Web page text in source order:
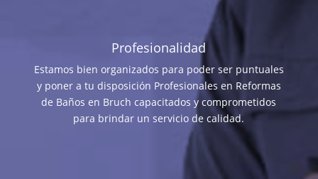
Profesionalidad
Estamos bien organizados para poder ser puntuales
y poner a tu disposición Profesionales en Reformas
de Baños en Bruch capacitados y comprometidos
para brindar un servicio de calidad.